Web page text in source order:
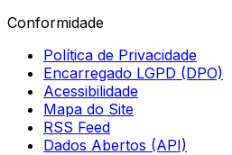
Conformidade
Política de Privacidade
Encarregado LGPD (DPO)
Acessibilidade
Mapa do Site
RSS Feed
Dados Abertos (API)